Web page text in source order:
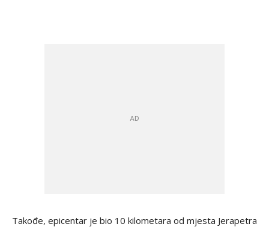
Takođe, epicentar je bio 10 kilometara od mjesta Jerapetra